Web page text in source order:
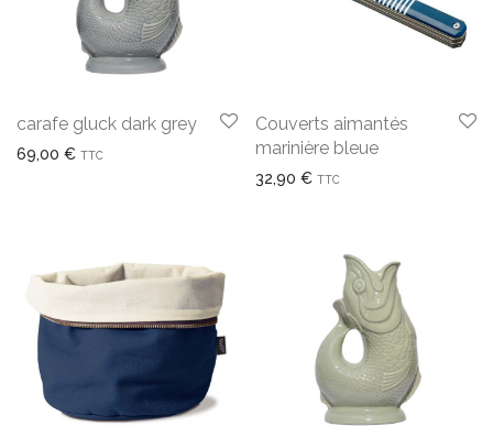
carafe gluck dark grey
69,00 € TTC
Couverts aimantés
marinière bleue
32,90 € TTC